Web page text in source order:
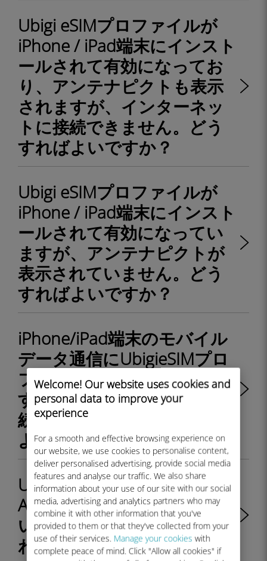
Welcome! Our website uses cookies and
personal data to improve your
experience
For a smooth and effective browsing experience on
our website, we use cookies to personalise content,
deliver personalised advertising, provide social media
features and analyse our traffic. We also share
information about your use of our site with our social
media, advertising and analytics partners who may
combine it with other information that you've
provided to them or that they've collected from your
use of their services. Manage your cookies with
complete peace of mind. Click "Allow all cookies" if
Ubigi eSIMプロファイルが
iPhone / iPad端末にインスト
ールされて有効になってお
り、アンテナピクトも表示
されますが、インターネッ
トに接続できません。どう
すればよいですか？
Ubigi eSIMプロファイルが
iPhone / iPad端末にインスト
ールされて有効になってい
ますが、アンテナピクトが
表示されていません。どう
すればよいですか？
iPhone/iPad端末のモバイル
データ通信にUbigieSIMプロ
ファイルが適用されていま
すが、インターネットに接
続できません。どうすれば
よいですか？
Ubigi eSIMプロファイルが
Android端末で有効化されて
いるかどうかはどうすれば
わかりますか？